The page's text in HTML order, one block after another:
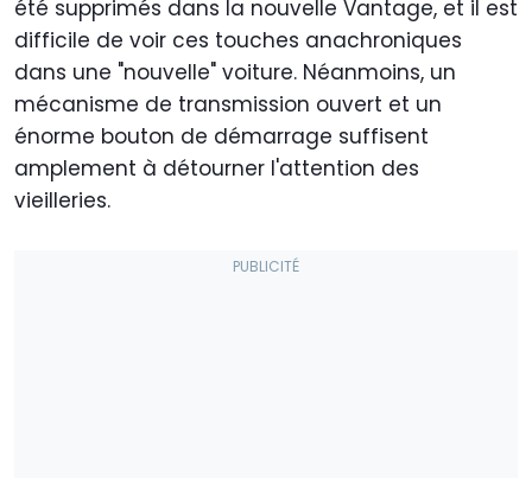
été supprimés dans la nouvelle Vantage, et il est
difficile de voir ces touches anachroniques
dans une "nouvelle" voiture. Néanmoins, un
mécanisme de transmission ouvert et un
énorme bouton de démarrage suffisent
amplement à détourner l'attention des
vieilleries.